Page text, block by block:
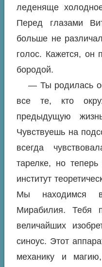
леденяще
Перед глазами
больше не
голос. Кажется, он
бородой.
— Ты родилась
все те, кто
предыдущую
Чувствуешь на
всегда
тарелке, но
институт
Мы находимся
Мирабилия. Тебя
величайших
синоус. Этот
механику и